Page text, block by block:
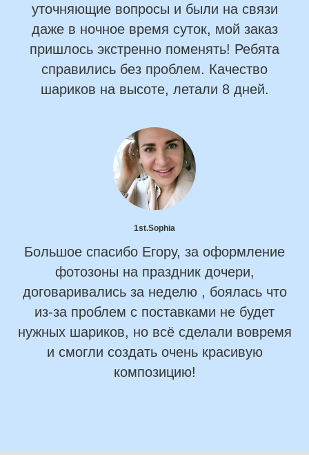
уточняющие вопросы и были на связи
даже в ночное время суток, мой заказ
пришлось экстренно поменять! Ребята
справились без проблем. Качество
шариков на высоте, летали 8 дней.
1st.Sophia
Большое спасибо Егору, за оформление
фотозоны на праздник дочери,
договаривались за неделю , боялась что
из-за проблем с поставками не будет
нужных шариков, но всё сделали вовремя
и смогли создать очень красивую
композицию!